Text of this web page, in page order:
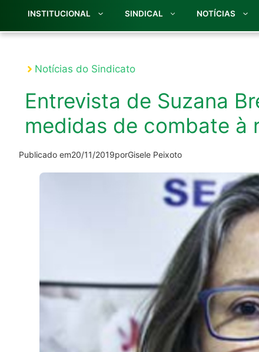
INSTITUCIONAL SINDICAL NOTÍCIAS
Notícias do Sindicato
Entrevista de Suzana
medidas de combate à
Publicado em20/11/2019porGisele Peixoto